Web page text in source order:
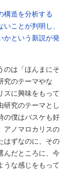
構造を分析する
ことが判明し、
かという新説が発
のは「ほんまにそ
究のテーマやな
スに興味をもって
研究のテーマとし
の僕はバスケも好
アノマロカリスの
はずなのに、その
んだところに、今
うな感じをもって